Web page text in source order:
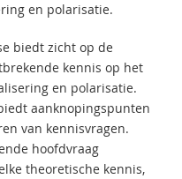
en polarisatie.
biedt zicht op de
kennis op het
en polarisatie.
aanknopingspunten
van kennisvragen.
hoofdvraag
theoretische kennis,